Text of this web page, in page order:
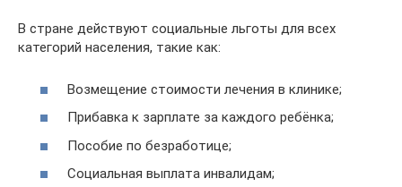
В стране действуют социальные льготы для всех
категорий населения, такие как:
Возмещение стоимости лечения в клинике;
Прибавка к зарплате за каждого ребёнка;
Пособие по безработице;
Социальная выплата инвалидам;